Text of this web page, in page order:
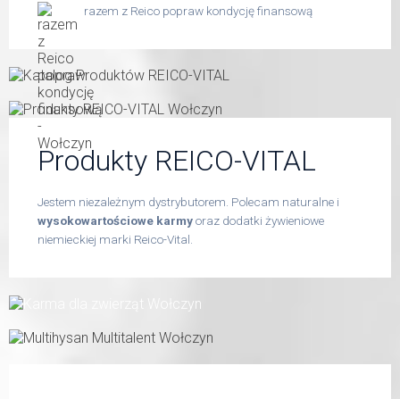
razem z Reico popraw kondycję finansową
Produkty REICO-VITAL
Jestem niezależnym dystrybutorem. Polecam naturalne i
wysokowartościowe karmyoraz dodatki żywieniowe
niemieckiej marki Reico-Vital.